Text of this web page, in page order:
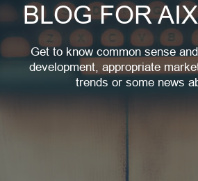
BLOG FOR
Get to know common sense
development, appropriate
trends or some news